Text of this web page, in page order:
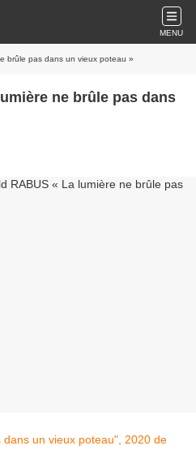
MENU
brûle pas dans un vieux poteau »
ne brûle pas dans